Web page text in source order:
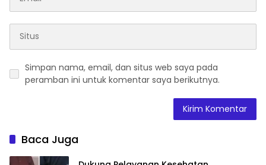
Simpan nama, email, dan situs web saya pada
peramban ini untuk komentar saya berikutnya.
Baca Juga